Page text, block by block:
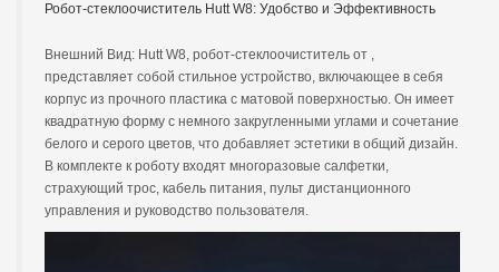
Робот-стеклоочиститель Hutt W8: Удобство и Эффективность
Внешний Вид: Hutt W8, робот-стеклоочиститель от ,
представляет собой стильное устройство, включающее в себя
корпус из прочного пластика с матовой поверхностью. Он имеет
квадратную форму с немного закругленными углами и сочетание
белого и серого цветов, что добавляет эстетики в общий дизайн.
В комплекте к роботу входят многоразовые салфетки,
страхующий трос, кабель питания, пульт дистанционного
управления и руководство пользователя.